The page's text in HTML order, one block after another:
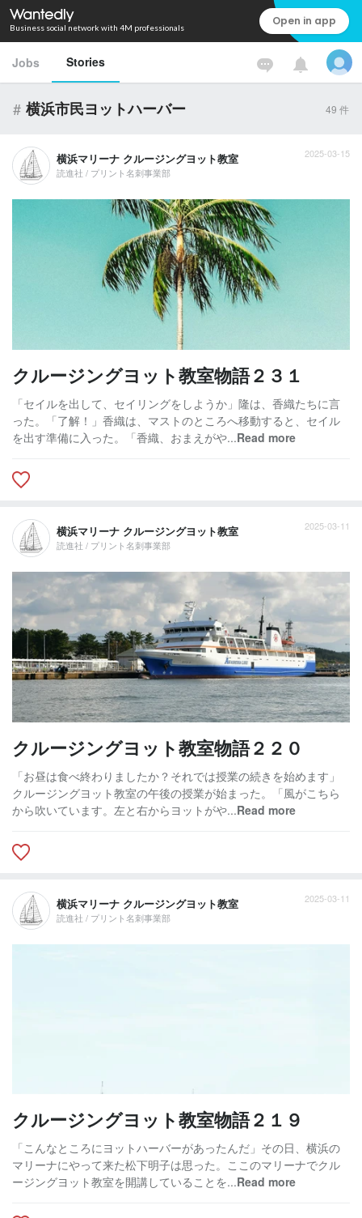
Business social network with 4M professionals Open in app
Jobs Stories
# 横浜市民ヨットハーバー 49 件
横浜マリーナ クルージングヨット教室
読進社 / プリント名刺事業部
2025-03-15
クルージングヨット教室物語２３１
「セイルを出して、セイリングをしようか」隆は、香織たちに言
った。「了解！」香織は、マストのところへ移動すると、セイル
を出す準備に入った。「香織、おまえがや...Read more
横浜マリーナ クルージングヨット教室
読進社 / プリント名刺事業部
2025-03-11
クルージングヨット教室物語２２０
「お昼は食べ終わりましたか？それでは授業の続きを始めます」
クルージングヨット教室の午後の授業が始まった。「風がこちら
から吹いています。左と右からヨットがや...Read more
横浜マリーナ クルージングヨット教室
読進社 / プリント名刺事業部
2025-03-11
クルージングヨット教室物語２１９
「こんなところにヨットハーバーがあったんだ」その日、横浜の
マリーナにやって来た松下明子は思った。ここのマリーナでクル
ージングヨット教室を開講していることを...Read more